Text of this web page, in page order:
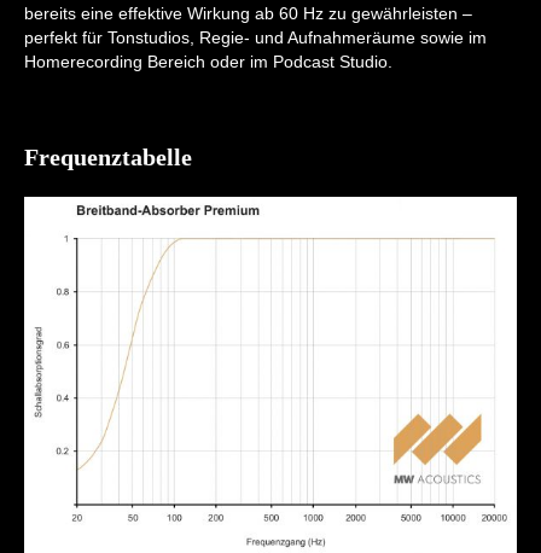
bereits eine effektive Wirkung ab 60 Hz zu gewährleisten –
perfekt für Tonstudios, Regie- und Aufnahmeräume sowie im
Homerecording Bereich oder im Podcast Studio.
Frequenztabelle